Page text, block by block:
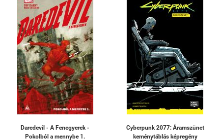
Daredevil - A Fenegyerek -
Pokolból a mennybe 1.
Cyberpunk 2077: Áramszünet
keménytáblás képregény